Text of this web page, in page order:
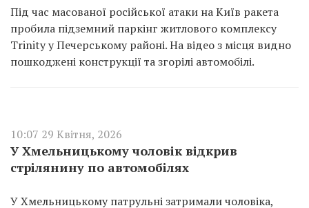
Під час масованої російської атаки на Київ ракета
пробила підземний паркінг житлового комплексу
Trinity у Печерському районі. На відео з місця видно
пошкоджені конструкції та згорілі автомобілі.
10:07 29 Квітня, 2026
У Хмельницькому чоловік відкрив
стрілянину по автомобілях
У Хмельницькому патрульні затримали чоловіка,